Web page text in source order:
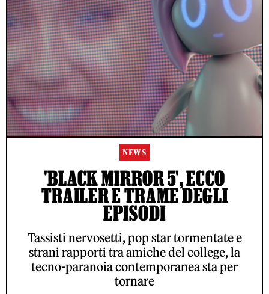
NEWS
'BLACK MIRROR 5', ECCO
TRAILER E TRAME DEGLI
EPISODI
Tassisti nervosetti, pop star tormentate e
strani rapporti tra amiche del college, la
tecno-paranoia contemporanea sta per
tornare